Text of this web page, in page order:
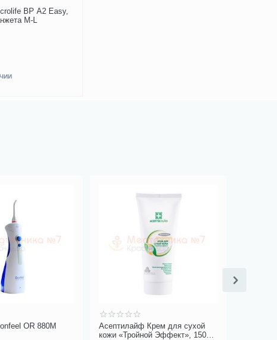
BP A2 Easy,
M-L
OR 880M
Асептилайф Крем для сухой
кожи «Тройной Эффект», 150